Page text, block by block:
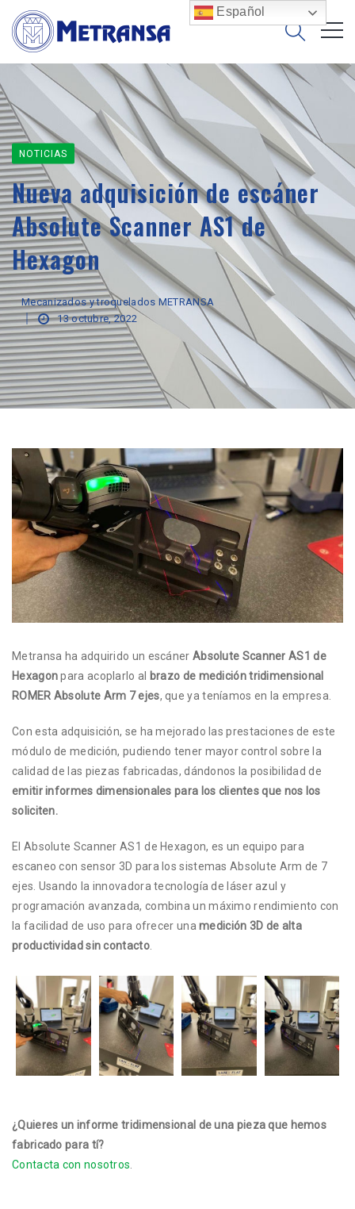
NOTICIAS
Nueva adquisición de escáner
Absolute Scanner AS1 de
Hexagon
Mecanizados y troquelados METRANSA
13 octubre, 2022
Metransa ha adquirido un escáner Absolute Scanner AS1 de
Hexagonpara acoplarlo al brazo de medición tridimensional
ROMER Absolute Arm 7 ejes, que ya teníamos en la empresa.
Con esta adquisición, se ha mejorado las prestaciones de este
módulo de medición, pudiendo tener mayor control sobre la
calidad de las piezas fabricadas, dándonos la posibilidad de
emitir informes dimensionales para los clientes que nos los
soliciten.
El Absolute Scanner AS1 de Hexagon, es un equipo para
escaneo con sensor 3D para los sistemas Absolute Arm de 7
ejes. Usando la innovadora tecnología de láser azul y
programación avanzada, combina un máximo rendimiento con
la facilidad de uso para ofrecer unamedición 3D de alta
productividad sin contacto.
¿Quieres un informe tridimensional de una pieza que hemos
fabricado para tí?
Contacta con nosotros.
Español